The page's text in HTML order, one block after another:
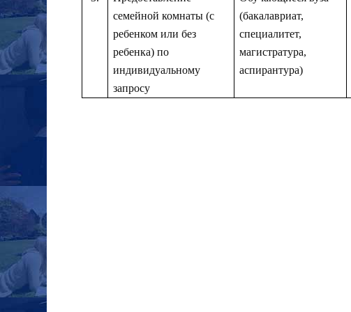
семейной комнаты (с
ребенком или без
ребенка) по
индивидуальному
запросу
(бакалавриат,
специалитет,
магистратура,
аспирантура)